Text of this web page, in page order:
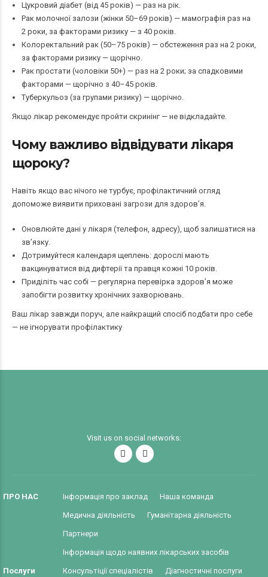
Цукровий діабет (від 45 років) — раз на рік.
Рак молочної залози (жінки 50–69 років) — мамографія раз на
2 роки, за факторами ризику — з 40 років.
Колоректальний рак (50–75 років) — обстеження раз на 2 роки,
за факторами ризику — щорічно.
Рак простати (чоловіки 50+) — раз на 2 роки; за спадковими
факторами — щорічно з 40–45 років.
Туберкульоз (за групами ризику) — щорічно.
Якщо лікар рекомендує пройти скринінг — не відкладайте.
Чому важливо відвідувати лікаря
щороку?
Навіть якщо вас нічого не турбує, профілактичний огляд
допоможе виявити приховані загрози для здоров’я.
Оновлюйте дані у лікаря (телефон, адресу), щоб залишатися на
зв’язку.
Дотримуйтеся календаря щеплень: дорослі мають
вакцинуватися від дифтерії та правця кожні 10 років.
Приділіть час собі — регулярна перевірка здоров’я може
запобігти розвитку хронічних захворювань.
Ваш лікар завжди поруч, але найкращий спосіб подбати про себе
— не ігнорувати профілактику
Visit us on social networks:
ПРО НАС Інформація про заклад Наша команда
Медична діяльність Гуманітарна діяльність
Партнери
Інформація щодо наявних лікарських засобів
Послуги Консультіції спеціалістів Діагностичні послуги